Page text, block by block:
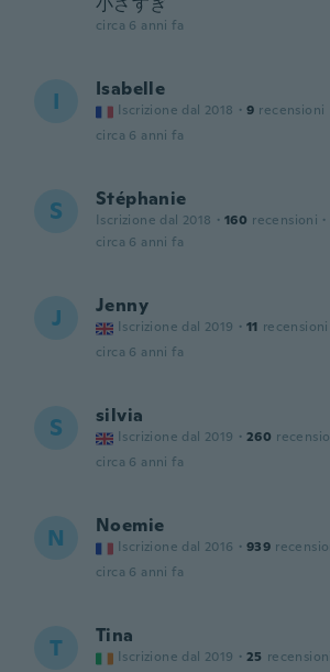
circa 6 anni fa
I Isabelle
Iscrizione dal 2018 · 9 recensioni
circa 6 anni fa
S Stéphanie
Iscrizione dal 2018 · 160 recensioni ·
circa 6 anni fa
J Jenny
Iscrizione dal 2019 · 11 recensioni
circa 6 anni fa
S silvia
Iscrizione dal 2019 · 260
circa 6 anni fa
N Noemie
Iscrizione dal 2016 · 939
circa 6 anni fa
T Tina
Iscrizione dal 2019 · 25 recensioni